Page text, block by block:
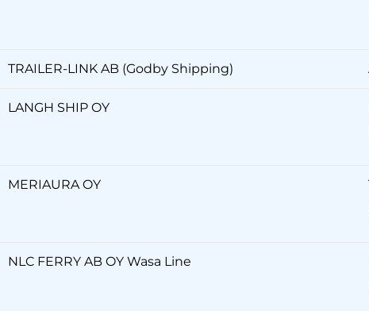
TRAILER-LINK AB (Godby Shipping)
LANGH SHIP OY
MERIAURA OY
NLC FERRY AB OY Wasa Line